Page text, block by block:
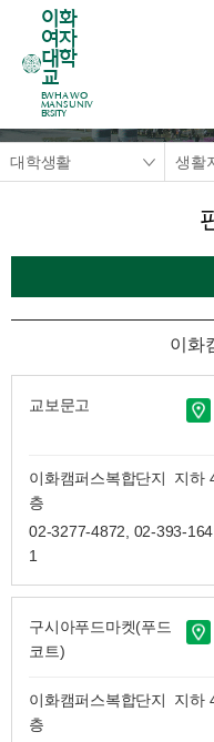
이화
여자
대학
교
EWHA WO
MANS UNIV
ERSITY
대학생활 생활
이화
교보문고
이화캠퍼스복합단지 지하
층
02-3277-4872, 02-393-164
1
구시아푸드마켓(푸드
코트)
이화캠퍼스복합단지 지하
층